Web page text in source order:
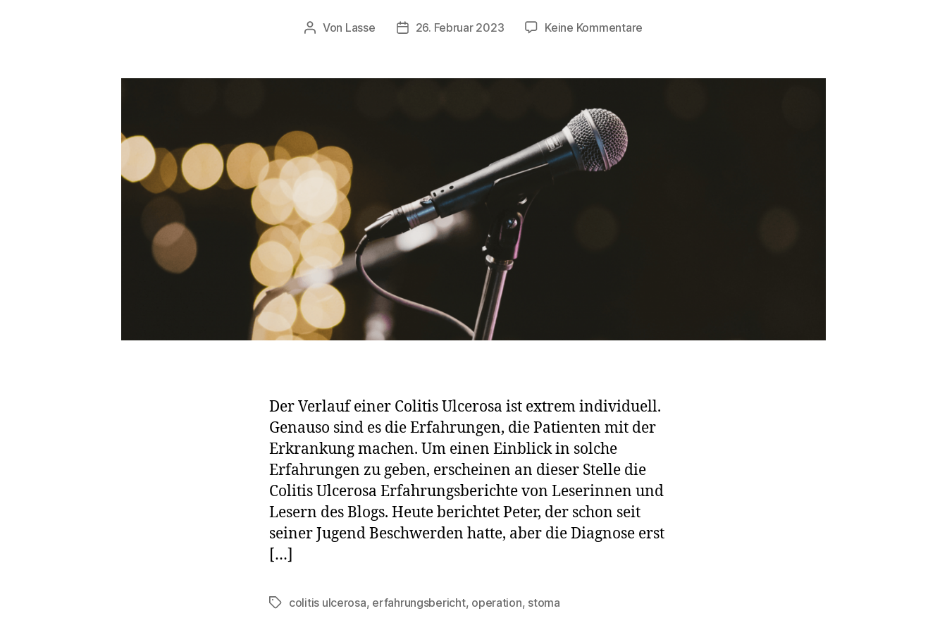
Beitragsautor
Von Lasse Beitragsdatum
26. Februar 2023 Keine Kommentarezu
Erfahrungsbericht:
Der Verlauf einer Colitis Ulcerosa ist extrem individuell.
Genauso sind es die Erfahrungen, die Patienten mit der
Erkrankung machen. Um einen Einblick in solche
Erfahrungen zu geben, erscheinen an dieser Stelle die
Colitis Ulcerosa Erfahrungsberichte von Leserinnen und
Lesern des Blogs. Heute berichtet Peter, der schon seit
seiner Jugend Beschwerden hatte, aber die Diagnose erst
[…]
Schlagwörter
colitis ulcerosa, erfahrungsbericht, operation, stoma